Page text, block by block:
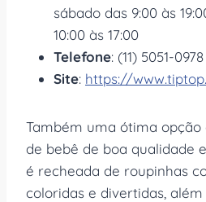
sábado das 9:00 às
10:00 às 17:00
Telefone: (11) 5051-0978
Site: https://
Também uma ótima
de bebê de boa qualidade
é recheada de roupinhas
coloridas e divertidas,